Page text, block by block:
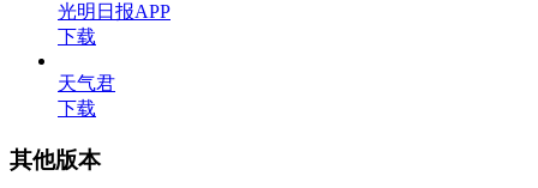
光明日报APP
下载
天气君
下载
其他版本